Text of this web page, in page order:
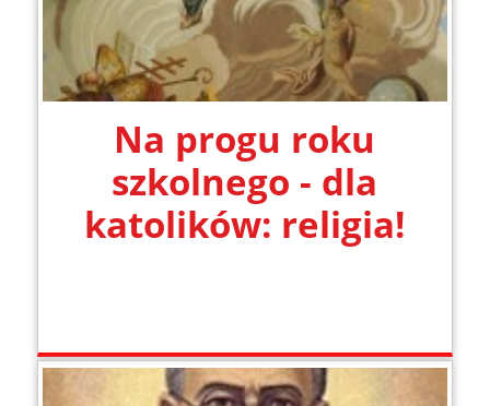
Na progu roku
szkolnego - dla
katolików: religia!